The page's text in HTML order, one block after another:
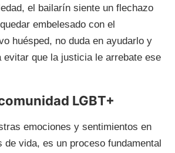
el bailarín siente un flechazo
embelesado con el
huésped, no duda en ayudarlo y
evitar que la justicia le arrebate ese
LGBT+
emociones y sentimientos en
de vida, es un proceso fundamental